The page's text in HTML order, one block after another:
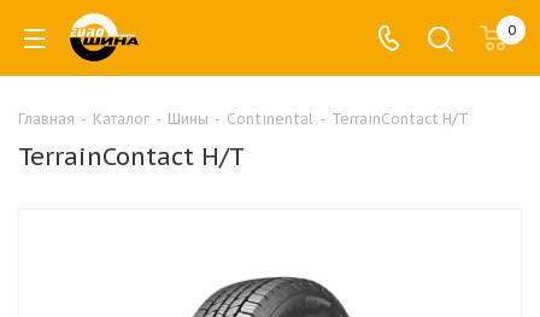
0
Главная - Каталог - Шины - Continental - TerrainContact H/T
TerrainContact H/T